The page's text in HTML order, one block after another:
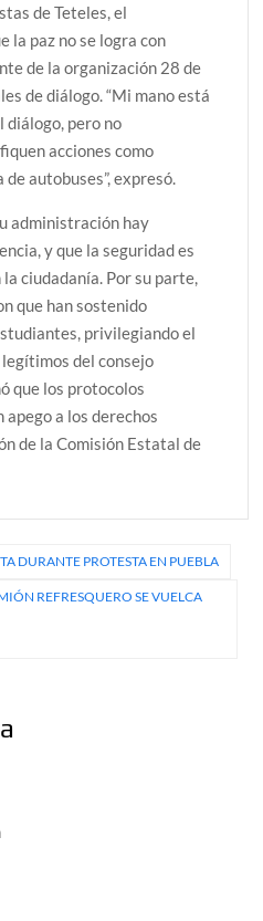
de Teteles, el
la paz no se logra con
de la organización 28 de
de diálogo. “Mi mano está
diálogo, pero no
acciones como
autobuses”, expresó.
administración hay
y que la seguridad es
ciudadanía. Por su parte,
que han sostenido
privilegiando el
del consejo
que los protocolos
a los derechos
de la Comisión Estatal de
DURANTE PROTESTA EN PUEBLA
REFRESQUERO SE VUELCA